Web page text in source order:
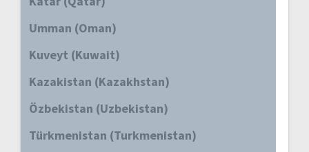
Umman (Oman)
Kuveyt (Kuwait)
Kazakistan (Kazakhstan)
Özbekistan (Uzbekistan)
Türkmenistan (Turkmenistan)